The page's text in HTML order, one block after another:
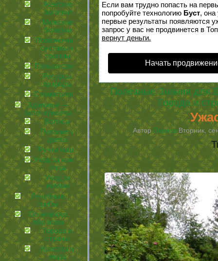
Женские
болезни
Мужские
болезни
Позвоночник,
суставы и
травмы
Польза соков
Ресурсы
природы
Стоматология
Здоровье —
залог красоты
Волосы
Питание и
диеты
Ручки наши
Уход за кожей
лица
Уход за
ногами
Лечебные
грибы
По немного
обо всем
Города и
страны
Красота и
мода
Если вам трудно попасть на
попробуйте технологию Буст, она
первые результаты появляются
запрос у вас не продвинется в
вернут деньги.
Начать
Полезные Знания для
Города и
Автор Лариса Вторник,